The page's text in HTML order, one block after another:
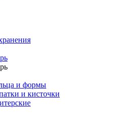
и формы
и кисточки